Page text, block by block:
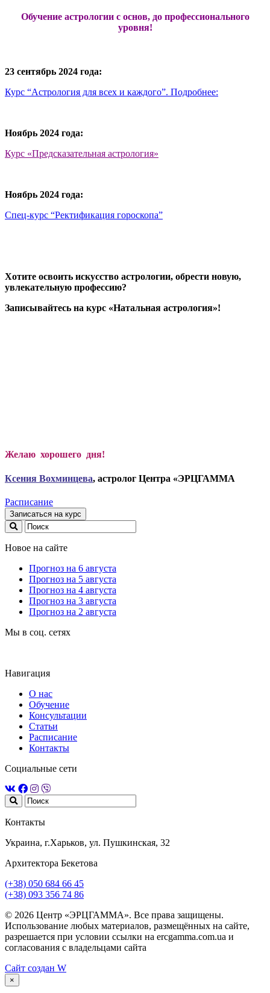
Обучение астрологии с основ, до профессионального
уровня!
23 сентябрь 2024 года:
Курс “Астрология для всех и каждого”. Подробнее:
Ноябрь 2024 года:
Курс «Предсказательная астрология»
Ноябрь 2024 года:
Спец-курс “Ректификация гороскопа”
Хотите освоить искусство астрологии, обрести новую,
увлекательную профессию?
Записывайтесь на курс «Натальная астрология»!
Желаю хорошего дня!
Ксения Вохминцева, астролог Центра «ЭРЦГАММА
Расписание
Записаться на курс
Новое на сайте
Прогноз на 6 августа
Прогноз на 5 августа
Прогноз на 4 августа
Прогноз на 3 августа
Прогноз на 2 августа
Мы в соц. сетях
Навигация
О нас
Обучение
Консультации
Статьи
Расписание
Контакты
Социальные сети
Контакты
Украина, г.Харьков, ул. Пушкинская, 32
Архитектора Бекетова
(+38) 050 684 66 45
(+38) 093 356 74 86
© 2026 Центр «ЭРЦГАММА». Все права защищены.
Использование любых материалов, размещённых на сайте,
разрешается при условии ссылки на ercgamma.com.ua и
согласования с владельцами сайта
Сайт создан W
×